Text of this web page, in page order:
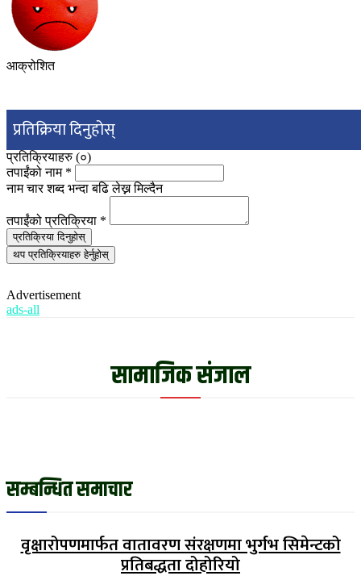
आक्रोशित
प्रतिक्रिया दिनुहोस्
प्रतिक्रियाहरु (०)
तपाईंको नाम *
नाम चार शब्द भन्दा बढि लेख्न मिल्दैन
तपाईंको प्रतिक्रिया *
प्रतिक्रिया दिनुहोस्
थप प्रतिक्रियाहरु हेर्नुहोस्
Advertisement
ads-all
सामाजिक संजाल
सम्बन्धित समाचार
वृक्षारोपणमार्फत वातावरण संरक्षणमा भुर्गभ सिमेन्टको
प्रतिबद्धता दोहोरियो